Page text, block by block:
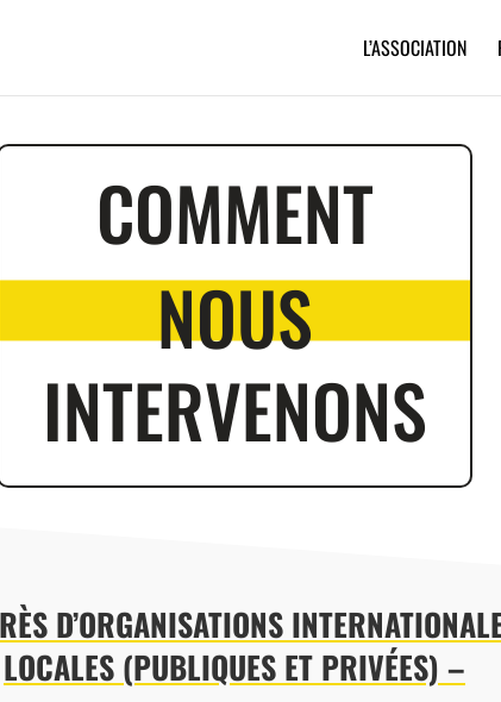
L’ASSOCIATION
COMMENT
NOUS
INTERVENONS
D’ORGANISATIONS
LOCALES (PUBLIQUES ET PRIVÉES) –